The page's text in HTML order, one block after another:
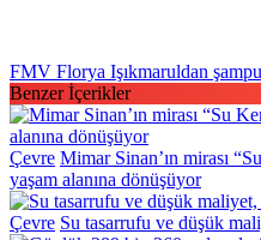
FMV Florya Işıkmaruldan
Benzer İçerikler
Çevre Mimar Sinan’ın mirası
yaşam alanına dönüşüyor
Çevre Su tasarrufu ve düşük